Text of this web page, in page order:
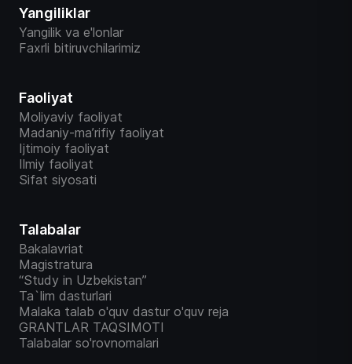
Yangiliklar
Yangilik va e'lonlar
Faxrli bitiruvchilarimiz
Faoliyat
Moliyaviy faoliyat
Madaniy-ma’rifiy faoliyat
Ijtimoiy faoliyat
Ilmiy faoliyat
Sifat siyosati
Talabalar
Bakalavriat
Magistratura
“Study in Uzbekistan”
Ta`lim dasturlari
Malaka talab o'quv dastur o'quv reja
GRANTLAR TAQSIMOTI
Talabalar so'rovnomalari